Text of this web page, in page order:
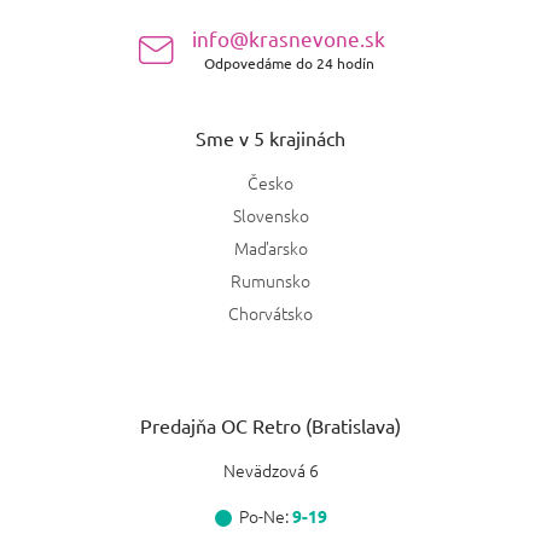
info@krasnevone.sk
Odpovedáme do 24 hodín
Sme v 5 krajinách
Česko
Slovensko
Maďarsko
Rumunsko
Chorvátsko
Predajňa OC Retro (Bratislava)
Nevädzová 6
Po-Ne:9-19